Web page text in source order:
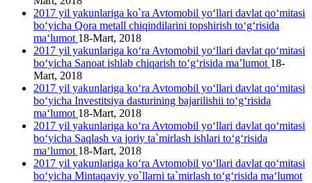
2017 yil yakunlariga ko`ra Avtomobil yo‘llari davlat qo‘mitasi
bo‘yicha Qora metall chiqindilarini topshirish to‘g‘risida
ma‘lumot 18-Mart, 2018
2017 yil yakunlariga ko‘ra Avtomobil yo‘llari davlat qo‘mitasi
bo‘yicha Sanoat ishlab chiqarish to‘g‘risida ma’lumot 18-
Mart, 2018
2017 yil yakunlariga ko‘ra Avtomobil yo‘llari davlat qo‘mitasi
bo‘yicha Investitsiya dasturining bajarilishii to‘g‘risida
ma‘lumot 18-Mart, 2018
2017 yil yakunlariga ko‘ra Avtomobil yo‘llari davlat qo‘mitasi
bo‘yicha Saqlash va joriy ta`mirlash ishlari to‘g‘risida
ma‘lumot 18-Mart, 2018
2017 yil yakunlariga ko‘ra Avtomobil yo‘llari davlat qo‘mitasi
bo‘yicha Mintaqaviy yo`llarni ta`mirlash to‘g‘risida ma‘lumot